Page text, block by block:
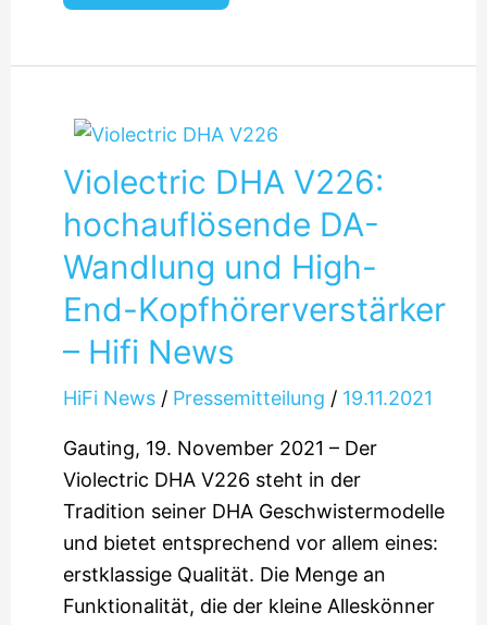
Violectric DHA V226:
hochauflösende DA-
Wandlung und High-
End-Kopfhörerverstärker
– Hifi News
HiFi News/ Pressemitteilung / 19.11.2021
Gauting, 19. November 2021 – Der
Violectric DHA V226 steht in der
Tradition seiner DHA Geschwistermodelle
und bietet entsprechend vor allem eines:
erstklassige Qualität. Die Menge an
Funktionalität, die der kleine Alleskönner